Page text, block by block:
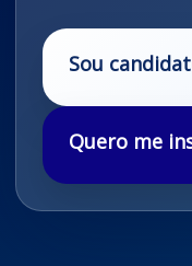
Sou
Quero me